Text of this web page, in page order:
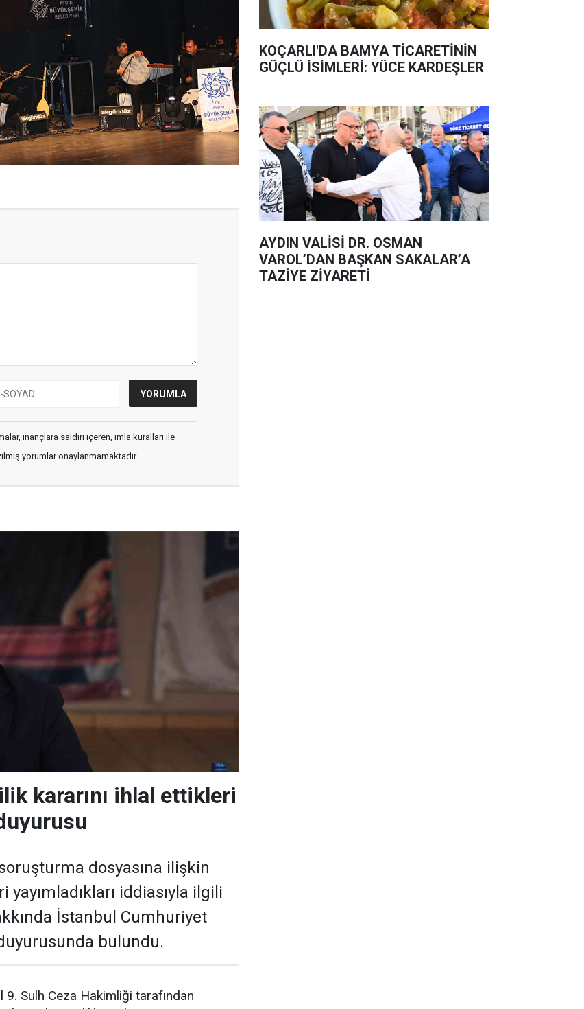
inançlara saldırı içeren, imla kuralları ile
yorumlar onaylanmamaktadır.
kararını ihlal ettikleri
dosyasına ilişkin
iddiasıyla ilgili
İstanbul Cumhuriyet
bulundu.
Sulh Ceza Hakimliği tarafından
KOÇARLI'DA BAMYA TİCARETİNİN
GÜÇLÜ İSİMLERİ: YÜCE KARDEŞLER
AYDIN VALİSİ DR. OSMAN
VAROL’DAN BAŞKAN SAKALAR’A
TAZİYE ZİYARETİ